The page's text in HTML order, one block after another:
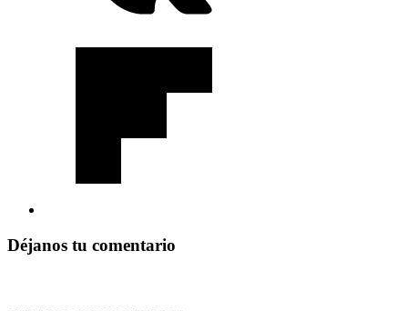
Déjanos tu comentario